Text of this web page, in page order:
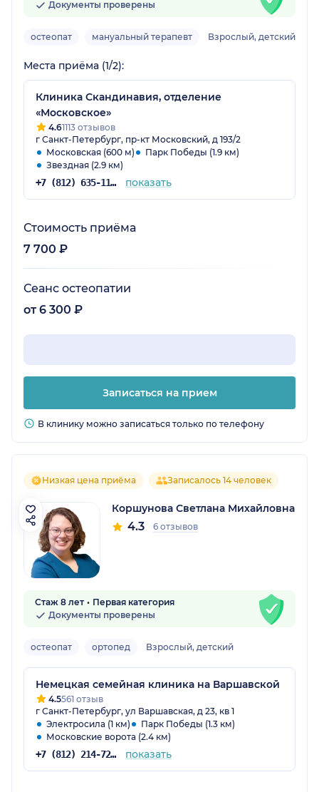
Документы проверены
остеопат мануальный терапевт Взрослый, детский
Места приёма (1/2):
Клиника Скандинавия, отделение
«Московское»
4.61113 отзывов
г Санкт-Петербург, пр-кт Московский, д 193/2
Московская (600 м)
Парк Победы (1.9 км)
Звездная (2.9 км)
+7 (812) 635-11-79 показать
Стоимость приёма
7 700 ₽
Сеанс остеопатии
от 6 300 ₽
Записаться на прием
В клинику можно записаться только по телефону
Низкая цена приёма Записалось 14 человек
Коршунова Светлана Михайловна
4.3 6 отзывов
Стаж 8 лет
Первая категория
Документы проверены
остеопат ортопед Взрослый, детский
Немецкая семейная клиника на Варшавской
4.5561 отзыв
г Санкт-Петербург, ул Варшавская, д 23, кв 1
Электросила (1 км)
Парк Победы (1.3 км)
Московские ворота (2.4 км)
+7 (812) 214-72-50 показать